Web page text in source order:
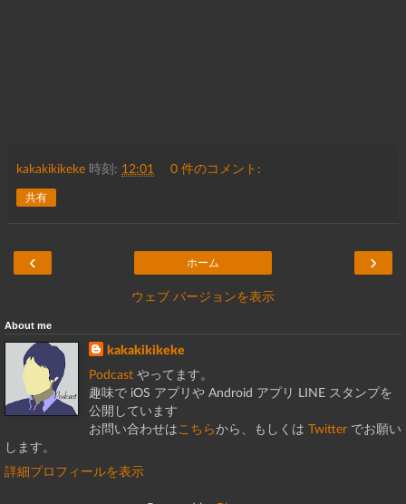
kakakikikeke 時刻: 12:01 0 件のコメント:
共有
‹ ›
ホーム
ウェブ バージョンを表示
About me
kakakikikeke
Podcastやってます。
趣味で iOS アプリや Android アプリ LINE スタンプを
公開しています
お問い合わせは こちらから、もしくは Twitterでお願い
します。
詳細プロフィールを表示